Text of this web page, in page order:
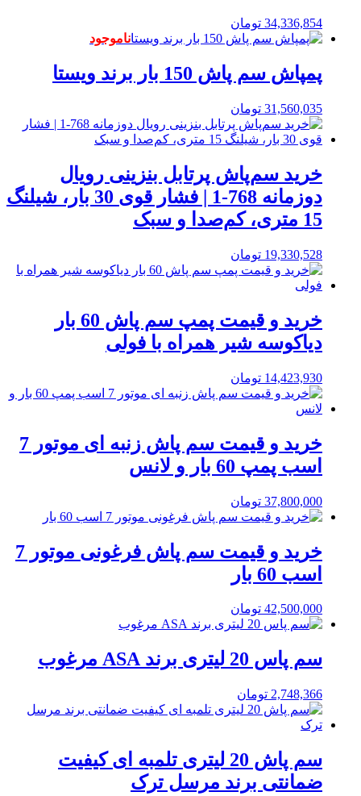
34,336,854 تومان
ناموجود
پمپاش سم پاش 150 بار برند ویستا
31,560,035 تومان
خرید سم‌پاش پرتابل بنزینی رویال
دوزمانه 768-1 | فشار قوی 30 بار، شیلنگ
15 متری، کم‌صدا و سبک
19,330,528 تومان
خرید و قیمت پمپ سم پاش 60 بار
دیاکوسه شیر همراه با فولی
14,423,930 تومان
خرید و قیمت سم پاش زنبه ای موتور 7
اسب پمپ 60 بار و لانس
37,800,000 تومان
خرید و قیمت سم پاش فرغونی موتور 7
اسب 60 بار
42,500,000 تومان
سم پاس 20 لیتری برند ASA مرغوب
2,748,366 تومان
سم پاش 20 لیتری تلمبه ای کیفیت
ضمانتی برند مرسل ترک